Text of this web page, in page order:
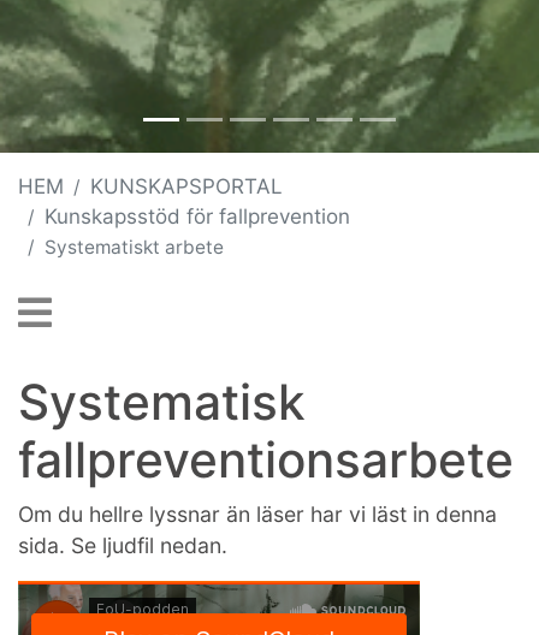
HEM
KUNSKAPSPORTAL
Kunskapsstöd för fallprevention
Systematiskt arbete
Systematisk
fallpreventionsarbete
Om du hellre lyssnar än läser har vi läst in denna
sida. Se ljudfil nedan.